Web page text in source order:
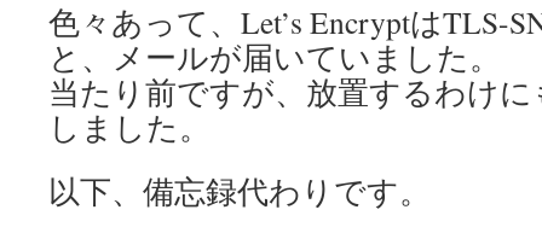
色々あって、Let’s EncryptはTLS-
と、メールが届いていました。
当たり前ですが、放置するわけ
しました。
以下、備忘録代わりです。